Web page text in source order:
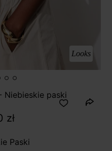
Looks
Niebieskie paski
zł
Paski